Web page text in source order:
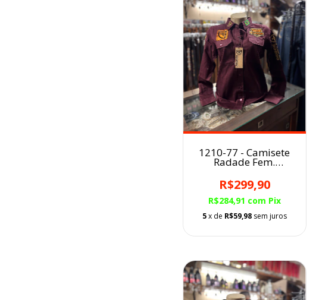
1210-77 - Camisete
Radade Fem.
R$299,90
R$284,91 com Pix
5x de R$59,98 sem juros